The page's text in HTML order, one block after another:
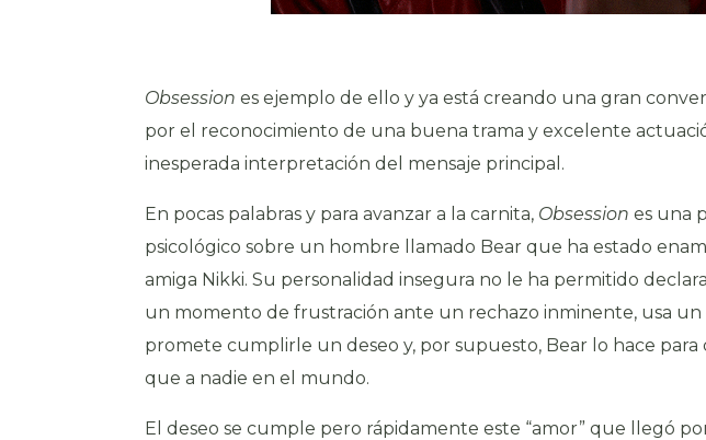
Obsession es ejemplo de ello y ya está creando una gran
por el reconocimiento de una buena trama y excelente
inesperada interpretación del mensaje principal.
En pocas palabras y para avanzar a la carnita, Obsession es una
psicológico sobre un hombre llamado Bear que ha estado
amiga Nikki. Su personalidad insegura no le ha permitido
un momento de frustración ante un rechazo inminente, usa
promete cumplirle un deseo y, por supuesto, Bear lo hace para
que a nadie en el mundo.
El deseo se cumple pero rápidamente este “amor” que llegó